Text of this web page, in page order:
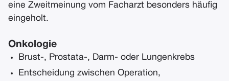
eine Zweitmeinung vom Facharzt besonders häufig
eingeholt.
Onkologie
Brust-, Prostata-, Darm- oder Lungenkrebs
Entscheidung zwischen Operation,